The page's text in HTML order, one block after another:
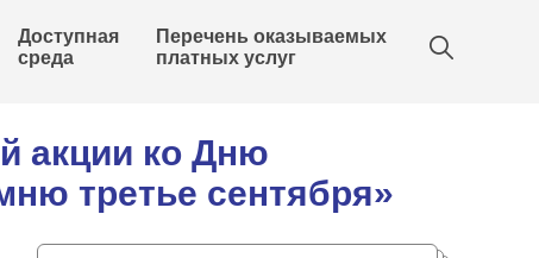
Доступная
среда
Перечень оказываемых
платных услуг
акции ко Дню
третье сентября»